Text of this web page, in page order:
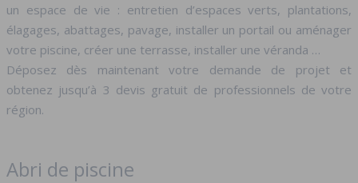
un espace de vie : entretien d’espaces verts, plantations,
élagages, abattages, pavage, installer un portail ou aménager
votre piscine, créer une terrasse, installer une véranda …
Déposez dès maintenant votre demande de projet et
obtenez jusqu’à 3 devis gratuit de professionnels de votre
région.
Abri de piscine